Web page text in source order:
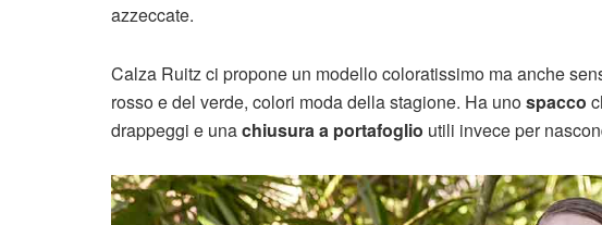
azzeccate.
Calza Ruitz ci propone un modello coloratissimo ma anche
rosso e del verde, colori moda della stagione. Ha unospacco
drappeggi e unachiusura a portafoglio utili invece per